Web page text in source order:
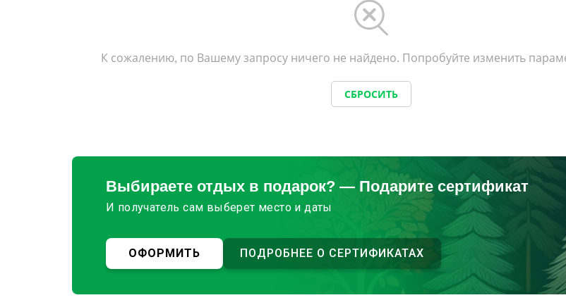
К сожалению, по Вашему запросу ничего не найдено. Попробуйте изменить
СБРОСИТЬ
Выбираете отдых в подарок? — Подарите сертификат
И получатель сам выберет место и даты
ОФОРМИТЬ ПОДРОБНЕЕ О СЕРТИФИКАТАХ